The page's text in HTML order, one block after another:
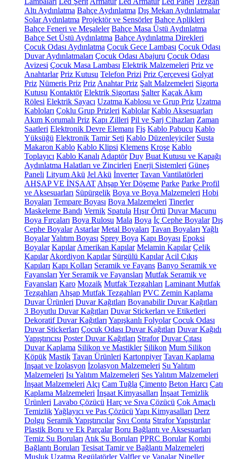
Altı Aydınlatma Bahçe Aydınlatma Dış Mekan Aydınlatmalar
Solar Aydınlatma Projektör ve Sensörler Bahçe Aplikleri
Bahçe Feneri ve Meşaleler Bahçe Masa Üstü Aydınlatma
Bahçe Set Üstü Aydınlatma Bahçe Aydınlatma Direkleri
Çocuk Odası Aydınlatma Çocuk Gece Lambası Çocuk Odası
Duvar Aydınlatmaları Çocuk Odası Abajuru Çocuk Odası
Avizesi Çocuk Masa Lambası Elektrik Malzemeleri Priz ve
Anahtarlar Priz Kutusu Telefon Prizi Priz Çerçevesi Golyat
Priz Nümeris Priz Priz Anahtar Priz Şalt Malzemeleri Sigorta
Kutusu Kontaktör Elektrik Sigortası Şalter Kaçak Akım
Rölesi Elektrik Sayacı Uzatma Kablosu ve Grup Priz Uzatma
Kabloları Çoklu Grup Prizleri Kablolar Kablo Aksesuarları
Akım Korumalı Priz Kapı Zilleri Pil ve Şarj Cihazları Zaman
Saatleri Elektronik Devre Elemanı Fiş Kablo Pabucu Kablo
Yüksüğü Elektronik Tamir Seti Kablo Düzenleyiciler Susta
Makaron Kablo Kablo Klipsi Klemens Kroşe Kablo
Toplayıcı Kablo Kanalı Adaptör Duy Buat Kutusu ve Kapağı
Aydınlatma Halatları ve Zincirleri Enerji Sistemleri Güneş
Paneli Lityum Akü Jel Akü İnverter Tavan Vantilatörleri
AHŞAP VE İNŞAAT Ahşap Yer Döşeme Parke Parke Profil
ve Aksesuarları Süpürgelik Boya ve Boya Malzemeleri Hobi
Boyaları Tempare Boyası Boya Malzemeleri Tinerler
Maskeleme Bandı Vernik Spatula Hışır Örtü Duvar Macunu
Boya Fırçaları Boya Rulosu Mala Boya İç Cephe Boyalar Dış
Cephe Boyalar Astarlar Metal Boyaları Tavan Boyaları Yağlı
BoyalarYalıtım Boyası Sprey Boya Kapı Boyası Epoksi
Boyalar Kapılar Amerikan Kapılar Melamin Kapılar Çelik
Kapılar Akordiyon Kapılar Sürgülü Kapılar Acil Çıkış
Kapıları Kapı Kolları Seramik ve Fayans Banyo Seramik ve
Fayansları Yer Seramik ve Fayansları Mutfak Seramik ve
Fayansları Karo Mozaik Mutfak Tezgahları Laminant Mutfak
Tezgahları Ahşap Mutfak Tezgahları PVC Zemin Kaplama
Duvar Ürünleri Duvar Kağıtları Boyanabilir Duvar Kağıtları
3 Boyutlu Duvar Kağıtları Duvar Stickerları ve Etiketleri
Dekoratif Duvar Kağıtları Yapışkanlı Folyolar Çocuk Odası
Duvar Stickerları Çocuk Odası Duvar Kağıtları Duvar Kağıdı
Yapıştırıcısı Poster Duvar Kağıtları Strafor Duvar Çıtası
Duvar Kaplama Silikon ve Mastikler Silikon Mum Silikon
Köpük Mastik Tavan Ürünleri Kartonpiyer Tavan Kaplama
İnşaat ve İzolasyon İzolasyon Malzemeleri Su Yalıtım
Malzemeleri Isı Yalıtım Malzemeleri Ses Yalıtım Malzemeleri
İnşaat Malzemeleri Alçı Cam Tuğla Çimento Beton Harcı Çatı
Kaplama Malzemeleri İnşaat Kimyasalları İnşaat Temizlik
Ürünleri Lavabo Çözücü Harç ve Sıva Çözücü Çok Amaçlı
TemizlikYağlayıcı ve Pas Çözücü Yapı Kimyasalları Derz
Dolgu Seramik Yapıştırıcılar Sıvı Conta Strafor Yapıştırılar
Plastik Boru ve Ek Parçalar Boru Bağlantı ve Aksesuarları
Temiz Su Boruları Atık Su Boruları PPRC Borular Kombi
Bağlantı Boruları Tesisat Tamir ve Bağlantı Malzemeleri
Musluk Uzatma Regülatörler Valfler ve Vanalar Nipeller